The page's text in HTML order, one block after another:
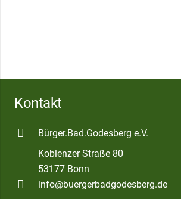
Kontakt
Bürger.Bad.Godesberg e.V.
Koblenzer Straße 80
53177 Bonn
info@buergerbadgodesberg.de